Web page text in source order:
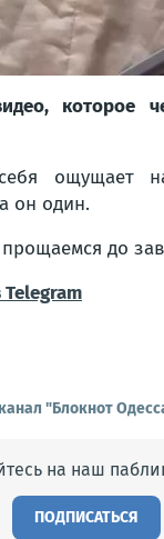
которое
ощущает
он один.
до
"Блокнот
на наш
ПОДПИСАТЬСЯ